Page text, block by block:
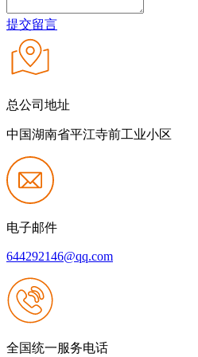
提交留言
总公司地址
中国湖南省平江寺前工业小区
电子邮件
644292146@qq.com
全国统一服务电话